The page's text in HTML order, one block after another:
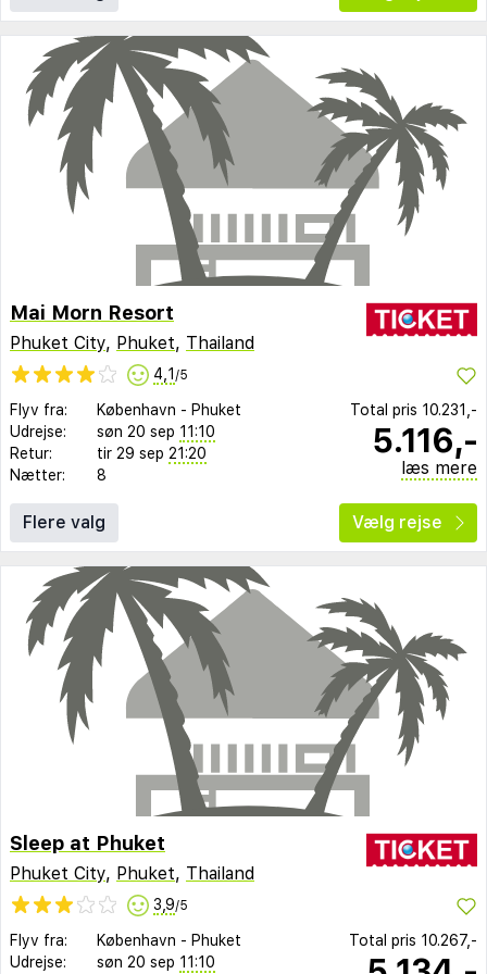
Mai Morn Resort
Phuket City, Phuket, Thailand
4,1 /5
Flyv fra: København - Phuket
Udrejse:
søn 20 sep 11:10
Retur:
tir 29 sep 21:20
Nætter:
8
Total pris 10.231,-
5.116,-
læs mere
Flere valg Vælg rejse
Sleep at Phuket
Phuket City, Phuket, Thailand
3,9/5
Flyv fra: København - Phuket
Udrejse:
søn 20 sep 11:10
Total pris 10.267,-